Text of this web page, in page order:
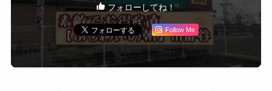
フォローしてね！
Follow Me